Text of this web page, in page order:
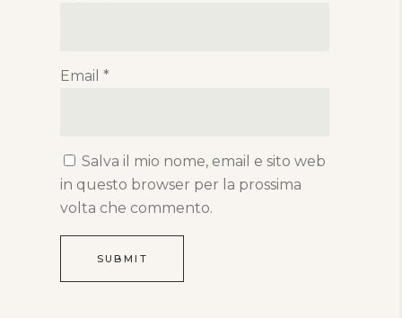
Email *
Salva il mio nome, email e sito web
in questo browser per la prossima
volta che commento.